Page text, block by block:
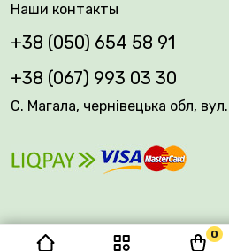
0
Наши контакты
+38 (050) 654 58 91
+38 (067) 993 03 30
С. Магала, чернівецька обл,